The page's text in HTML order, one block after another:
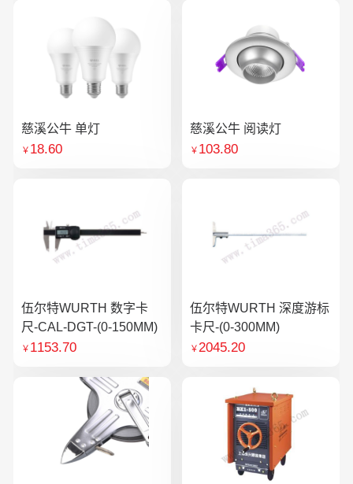
慈溪公牛 单灯
￥ 18.60
慈溪公牛 阅读灯
￥ 103.80
伍尔特WURTH 数字卡
尺-CAL-DGT-(0-150MM)
￥ 1153.70
伍尔特WURTH 深度游标
卡尺-(0-300MM)
￥2045.20